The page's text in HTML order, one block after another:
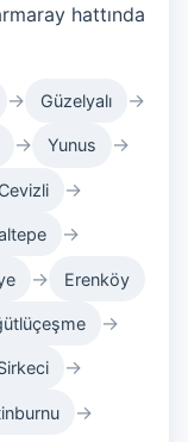
hattında
→ Güzelyalı →
→ Yunus →
Cevizli →
→
→ Erenköy
→
→
→